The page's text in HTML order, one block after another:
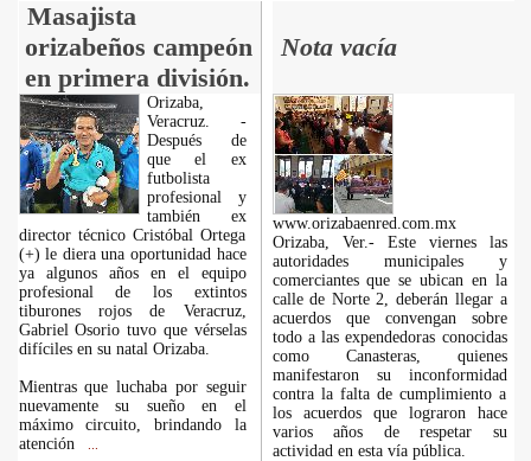
Masajista
orizabeños campeón
en primera división.
Nota vacía
Orizaba,
Veracruz. -
Después de
que el ex
futbolista
profesional y
también ex
director técnico Cristóbal Ortega
(+) le diera una oportunidad hace
ya algunos años en el equipo
profesional de los extintos
tiburones rojos de Veracruz,
Gabriel Osorio tuvo que vérselas
difíciles en su natal Orizaba.
Mientras que luchaba por seguir
nuevamente su sueño en el
máximo circuito, brindando la
atención
www.orizabaenred.com.mx
Orizaba, Ver.- Este viernes las
autoridades municipales y
comerciantes que se ubican en la
calle de Norte 2, deberán llegar a
acuerdos que convengan sobre
todo a las expendedoras conocidas
como Canasteras, quienes
manifestaron su inconformidad
contra la falta de cumplimiento a
los acuerdos que lograron hace
varios años de respetar su
actividad en esta vía pública.